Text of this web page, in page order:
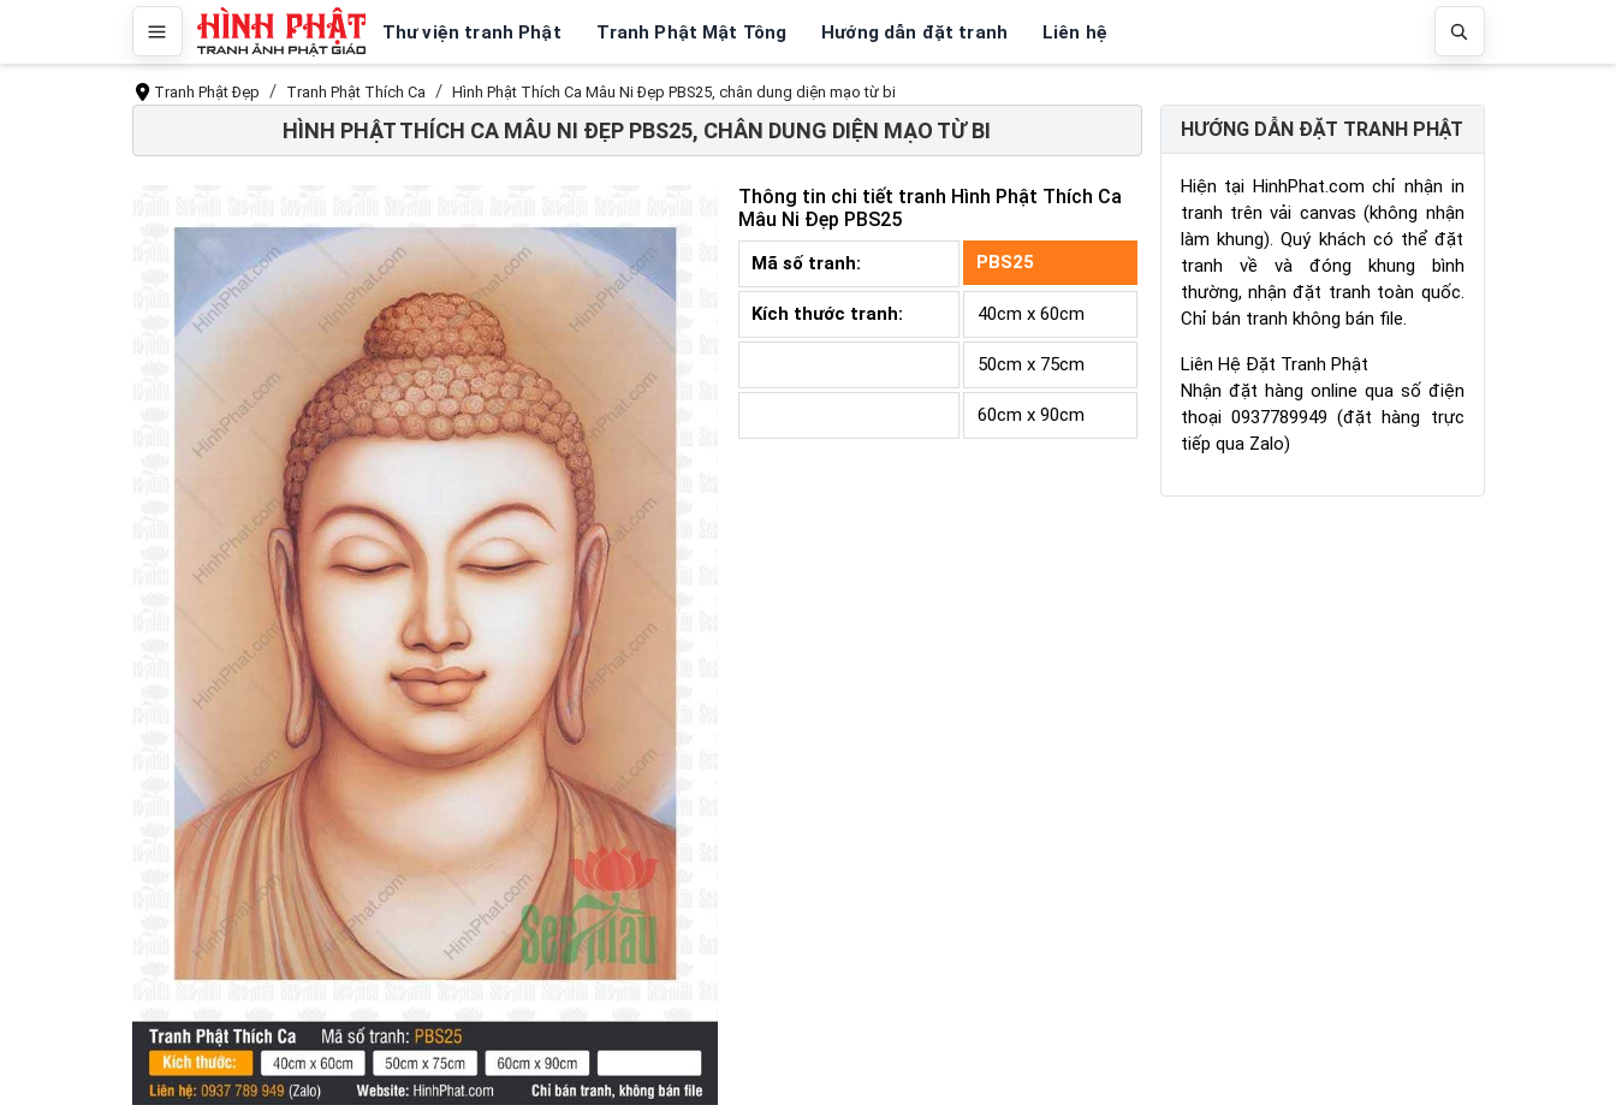
Thư viện tranh Phật Tranh Phật Mật Tông Hướng dẫn đặt tranh Liên hệ
Tranh Phật Đẹp Tranh Phật Thích Ca Hình Phật Thích Ca Mâu Ni Đẹp PBS25, chân dung diện mạo từ bi
HÌNH PHẬT THÍCH CA MÂU NI ĐẸP PBS25, CHÂN DUNG DIỆN MẠO TỪ BI
Thông tin chi tiết tranh Hình Phật Thích Ca
Mâu Ni Đẹp PBS25
Mã số tranh: PBS25
Kích thước tranh: 40cm x 60cm
50cm x 75cm
60cm x 90cm
HƯỚNG DẪN ĐẶT TRANH PHẬT
Hiện tại HinhPhat.com chỉ nhận in
tranh trên vải canvas (không nhận
làm khung). Quý khách có thể đặt
tranh về và đóng khung bình
thường, nhận đặt tranh toàn quốc.
Chỉ bán tranh không bán file.
Liên Hệ Đặt Tranh Phật
Nhận đặt hàng online qua số điện
thoại 0937789949 (đặt hàng trực
tiếp qua Zalo)